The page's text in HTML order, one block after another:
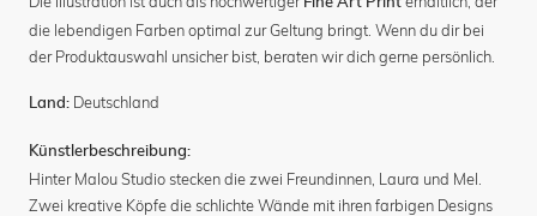
die lebendigen Farben optimal zur Geltung bringt. Wenn du dir bei
der Produktauswahl unsicher bist, beraten wir dich gerne persönlich.
Land: Deutschland
Künstlerbeschreibung:
Hinter Malou Studio stecken die zwei Freundinnen, Laura und Mel.
Zwei kreative Köpfe die schlichte Wände mit ihren farbigen Designs